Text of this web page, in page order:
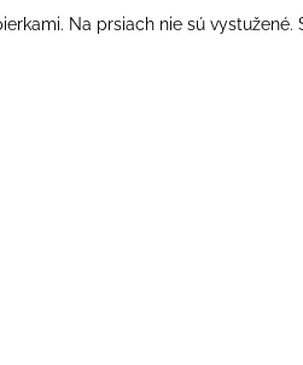
Na prsiach nie sú vystužené.